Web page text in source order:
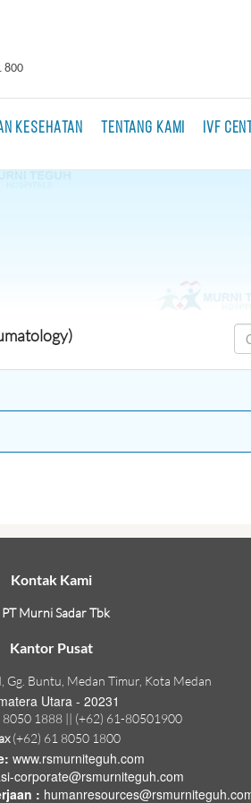
800
KESEHATAN TENTANG KAMI IVF
Kontak Kami
PT Murni Sadar Tbk
Kantor Pusat
Gg. Buntu, Medan Timur, Kota Medan
Utara - 20231
8050 1888 || (+62) 61-80501900
(+62) 61 8050 1800
www.rsmurniteguh.com
corporate@rsmurniteguh.com
: